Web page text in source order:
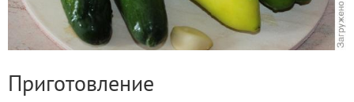
Приготовление